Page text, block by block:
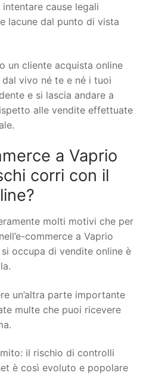
cause legali
lacune dal punto di vista
un cliente acquista online
vivo né te e né i tuoi
e si lascia andare a
alle vendite effettuate
a Vaprio
corri con il
molti motivi che per
commerce a Vaprio
occupa di vendite online è
un’altra parte importante
multe che puoi ricevere
il rischio di controlli
è così evoluto e popolare